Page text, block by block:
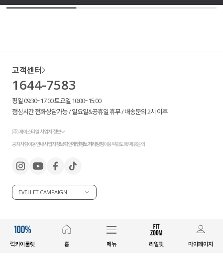
럭키이룰렛 홈 메뉴 리얼핏 마이페이지
고객센터
1644-7583
평일 09:30~17:00 토요일 10:00~15:00
점심시간 전화상담가능 / 일요일&공휴일 휴무 / 배송문의 2시 이후
(주) 제이스타일 사업자 정보
공지사항이용안내사업자정보확인개인정보처리방침이용약관도매/제휴문의
EVELLET CAMPAIGN